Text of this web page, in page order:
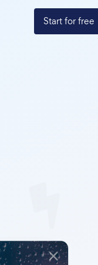
Start for free